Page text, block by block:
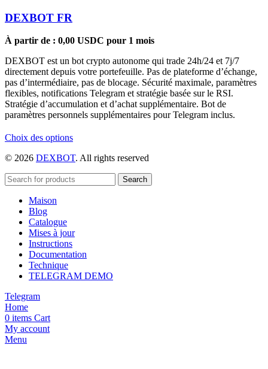
DEXBOT FR
À partir de : 0,00 USDC pour 1 mois
DEXBOT est un bot crypto autonome qui trade 24h/24 et 7j/7
directement depuis votre portefeuille. Pas de plateforme d’échange,
pas d’intermédiaire, pas de blocage. Sécurité maximale, paramètres
flexibles, notifications Telegram et stratégie basée sur le RSI.
Stratégie d’accumulation et d’achat supplémentaire. Bot de
paramètres personnels supplémentaires pour Telegram inclus.
Choix des optionsCe
a
variations.
choisies
la
du
© 2026 DEXBOT. All rights reserved
Search
Maison
Blog
Catalogue
Mises à jour
Instructions
Documentation
Technique
TELEGRAM DEMO
Telegram
Home
0 items Cart
My account
Menu